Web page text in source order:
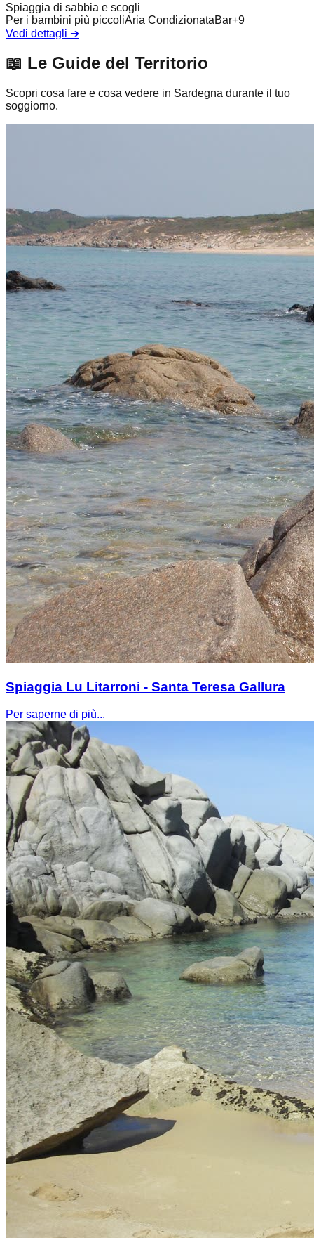
Spiaggia di sabbia e scogli
Per i bambini più piccoliAria CondizionataBar+9
Vedi dettagli ➔
📖 Le Guide del Territorio
Scopri cosa fare e cosa vedere in Sardegna durante il tuo
soggiorno.
Spiaggia Lu Litarroni - Santa Teresa Gallura
Per saperne di più...